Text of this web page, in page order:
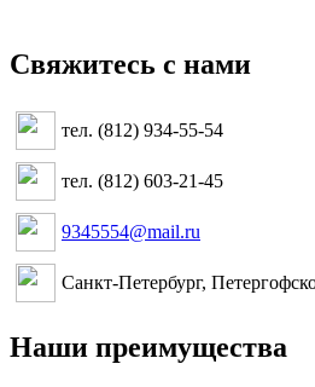
Свяжитесь с нами
тел. (812) 934-55-54
тел. (812) 603-21-45
9345554@mail.ru
Санкт-Петербург,
Наши преимущества